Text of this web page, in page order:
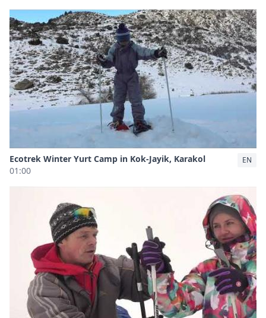
Ecotrek Winter Yurt Camp in Kok-Jayik, Karakol
01:00
EN